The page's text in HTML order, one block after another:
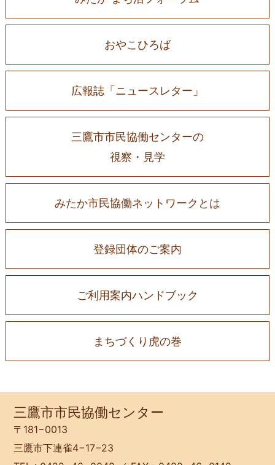
おやこひろば
広報誌「ニュースレター」
三鷹市市民協働センターの
視察・見学
みたか市民協働ネットワークとは
登録団体のご案内
ご利用案内ハンドブック
まちづくり虎の巻
三鷹市市民協働センター
〒181−0013
三鷹市下連雀4−17−23